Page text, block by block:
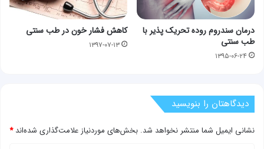
درمان سندروم روده تحریک پذیر با
طب سنتی
۱۳۹۵-۰۶-۲۴
کاهش فشار خون در طب سنتی
۱۳۹۷-۰۷-۱۳
دیدگاهتان را بنویسید
نشانی ایمیل شما منتشر نخواهد شد. بخش‌های موردنیاز علامت‌گذاری شده‌اند*